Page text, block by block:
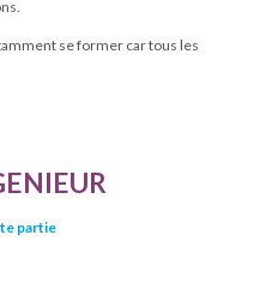
se former car tous les
partie